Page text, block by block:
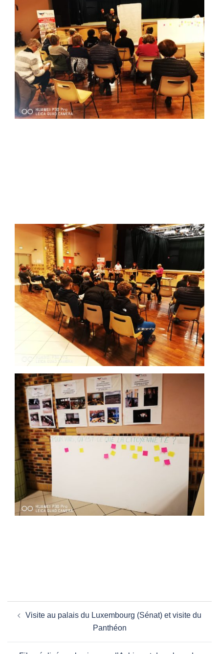
d’article
Visite au palais du Luxembourg (Sénat) et visite du
Panthéon